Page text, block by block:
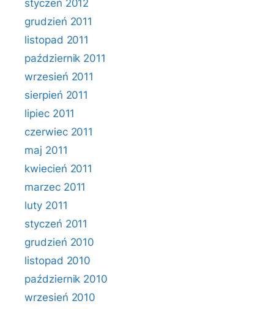
styczeń 2012
grudzień 2011
listopad 2011
październik 2011
wrzesień 2011
sierpień 2011
lipiec 2011
czerwiec 2011
maj 2011
kwiecień 2011
marzec 2011
luty 2011
styczeń 2011
grudzień 2010
listopad 2010
październik 2010
wrzesień 2010